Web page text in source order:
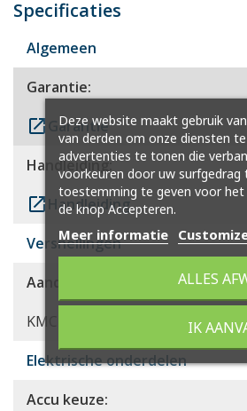
Specificaties
Algemeen
Garantie:
launch
Garantie
Handleiding:
launchHandleiding
Versnellingen
Aandrijving:
KMC Frame
Elektrische onderdelen
Accu keuze:
Deze website maakt gebruik
van derden om onze diensten
advertenties te tonen die
voorkeuren door uw surfgedrag
toestemming te geven voor het
de knop Accepteren.
Meer informatie
ALLES
IK